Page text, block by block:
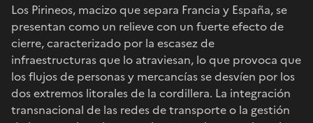
Los Pirineos, macizo que separa Francia y España, se
presentan como un relieve con un fuerte efecto de
cierre, caracterizado por la escasez de
infraestructuras que lo atraviesan, lo que provoca que
los flujos de personas y mercancías se desvíen por los
dos extremos litorales de la cordillera. La integración
transnacional de las redes de transporte o la gestión